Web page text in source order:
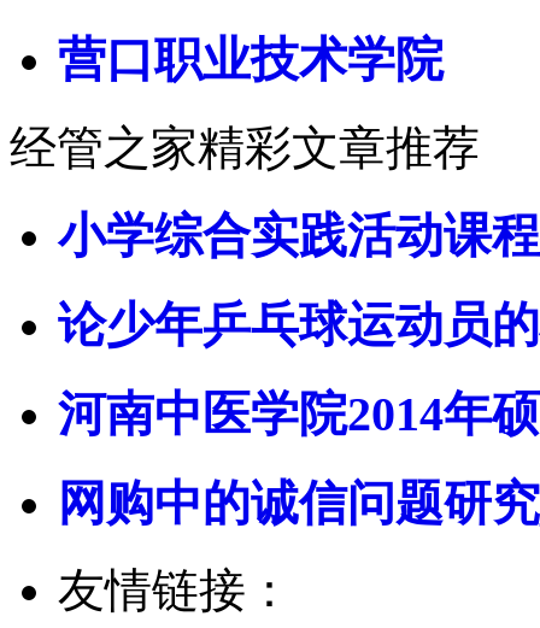
营口职业技术学院
经管之家精彩文章推荐
小学综合实践活动课
论少年乒乓球运动员
河南中医学院2014年硕
网购中的诚信问题研
友情链接：